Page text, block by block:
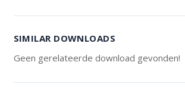
SIMILAR DOWNLOADS
Geen gerelateerde download gevonden!